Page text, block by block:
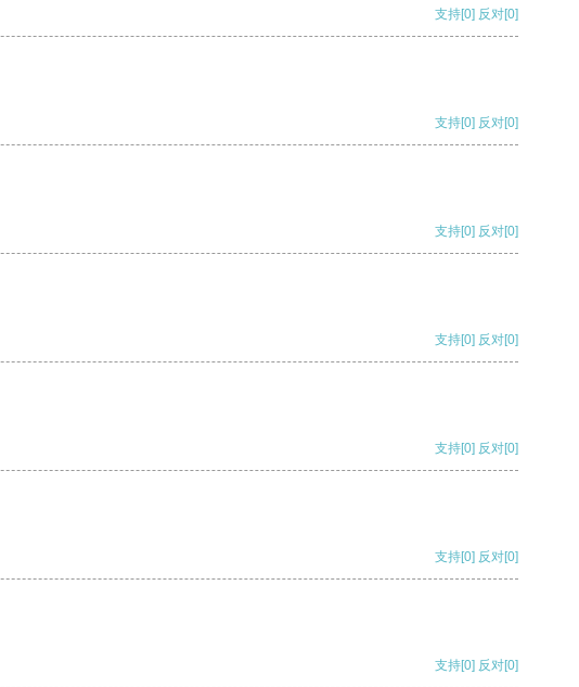
支持[0] 反对[0]
支持[0] 反对[0]
支持[0] 反对[0]
支持[0] 反对[0]
支持[0] 反对[0]
支持[0] 反对[0]
支持[0] 反对[0]